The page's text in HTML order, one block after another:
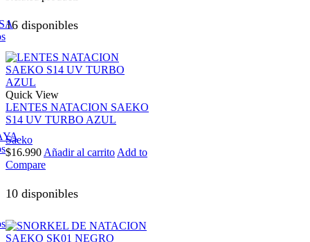
16 disponibles
Quick View
LENTES NATACION SAEKO
S14 UV TURBO AZUL
Saeko
$16.990 Añadir al carrito Add to
Compare
10 disponibles